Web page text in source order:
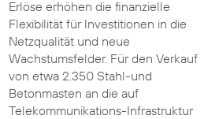
Erlöse erhöhen die finanzielle
Flexibilität für Investitionen in die
Netzqualität und neue
Wachstumsfelder. Für den Verkauf
von etwa 2.350 Stahl-und
Betonmasten an die auf
Telekommunikations-Infrastruktur